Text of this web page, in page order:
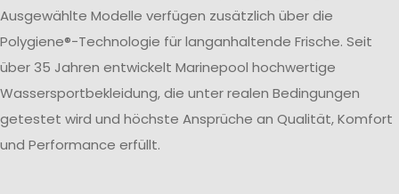
Ausgewählte Modelle verfügen zusätzlich über die
Polygiene®-Technologie für langanhaltende Frische. Seit
über 35 Jahren entwickelt Marinepool hochwertige
Wassersportbekleidung, die unter realen Bedingungen
getestet wird und höchste Ansprüche an Qualität, Komfort
und Performance erfüllt.